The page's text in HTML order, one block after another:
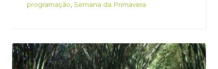
programação Semana da Primavera